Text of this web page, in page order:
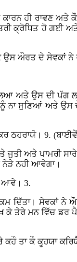
ਹੀ ਰਾਵਣ ਅਤੇ
ਹੋ ਗਈ ਅਤੇ
ਉਸ ਔਰਤ ਦੇ ਸੇਵਕਾਂ
ਅਤੇ ਉਸ ਦੀ ਪੱਗ
ਨਾ ਸੁਣਿਆਂ ਅਤੇ ਉਸ
ਠਹਰਾਯੋ। 9. (ਬਾਈਵੇਂ
ਪਾਮਰੀ ਸਾਰੇ
ਨੇੜੇ ਨਹੀ ਆਵੇਗਾ।
ਆਵੇ। 3.
ਸੇਵਕਾਂ ਨੇ
ਕੇ ਤੇਰੇ ਮਨ ਵਿੱਚ ਡਰ
ਤਾ ਕੌ ਕ੍ਹ੍ਹਯਾ